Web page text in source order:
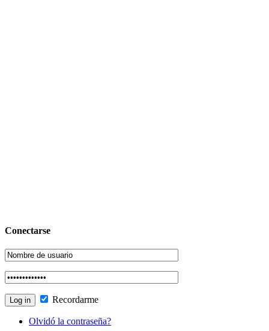
Conectarse
Recordarme
Olvidó la contraseña?